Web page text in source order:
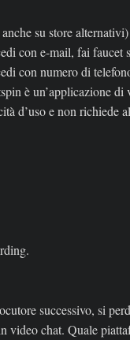
su store
con e-mail, fai faucet
con numero di
è un’applicazione di
d’uso e non richiede
successivo, si
video chat. Quale